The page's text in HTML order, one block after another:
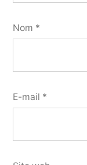
Nom *
E-mail *